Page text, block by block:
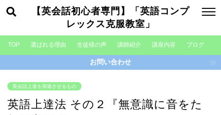
【英会話初心者専門】「英語コンプ
レックス克服教室」
TOP 選ばれる理由 生徒様の声 講師紹介 講座内容 ブログ
お問い合わせ
英会話上達を加速させるもの
英語上達法 その２『無意識に音をた